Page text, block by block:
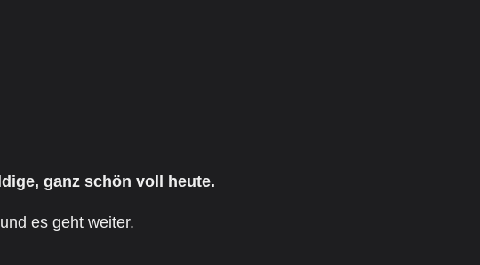
ganz schön voll heute.
es geht weiter.